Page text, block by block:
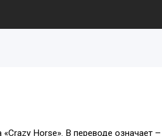
Horse». В переводе означает